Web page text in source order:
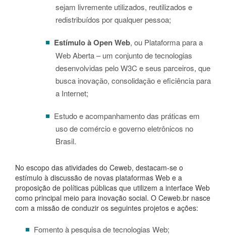
sejam livremente utilizados, reutilizados e
redistribuídos por qualquer pessoa;
Estímulo à Open Web, ou Plataforma para a
Web Aberta – um conjunto de tecnologias
desenvolvidas pelo W3C e seus parceiros, que
busca inovação, consolidação e eficiência para
a Internet;
Estudo e acompanhamento das práticas em
uso de comércio e governo eletrônicos no
Brasil.
No escopo das atividades do Ceweb, destacam-se o
estímulo à discussão de novas plataformas Web e a
proposição de políticas públicas que utilizem a interface Web
como principal meio para inovação social. O Ceweb.br nasce
com a missão de conduzir os seguintes projetos e ações:
Fomento à pesquisa de tecnologias Web;